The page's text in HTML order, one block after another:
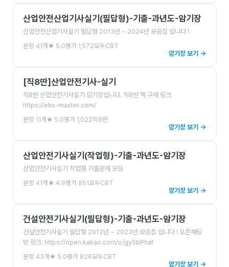
산업안전산업기사실기(필답형)-기출-과년도-암기장
산업안전산업기사실기 필답형 2013년 ~ 2024년 모음집 입니다 !
문항 41개 ★ 5.0평가 1,572모두CBT
암기장 보기 →
[직8딴]산업안전기사-실기
직8딴 산업안전기사실기 암기장입니다. 직8딴 책 구매 링크
https://ehs-master.com/
문항 11개 ★ 5.0평가 1,022직8딴
암기장 보기 →
산업안전기사실기(작업형)-기출-과년도-암기장
산업안전기사실기 작업형 기출문제 모음
문항 41개 ★ 4.9평가 851모두CBT
암기장 보기 →
건설안전기사실기(필답형)-기출-과년도-암기장
건설안전기사실기 필답형 2012년 ~ 2023년 모음집 입니다 ! 오픈채팅
방 링크: https://open.kakao.com/o/gySbPhaf
문항 43개 ★ 5.0평가 826모두CBT
암기장 보기 →